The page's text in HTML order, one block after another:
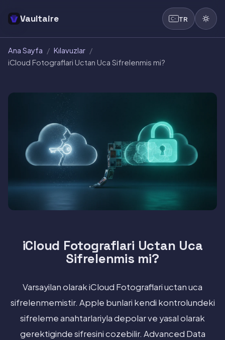
Vaultaire TR
Ana Sayfa / Kılavuzlar /
iCloud Fotograflari Uctan Uca Sifrelenmis mi?
iCloud Fotograflari Uctan Uca
Sifrelenmis mi?
Varsayilan olarak iCloud Fotograflari uctan uca
sifrelenmemistir. Apple bunlari kendi kontrolundeki
sifreleme anahtarlariyla depolar ve yasal olarak
gerektiginde sifresini cozebilir. Advanced Data